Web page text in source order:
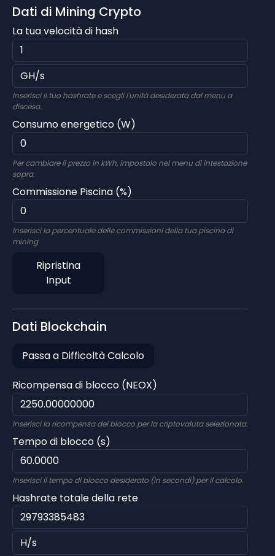
Dati di Mining Crypto
La tua velocità di hash
Inserisci il tuo hashrate e scegli l'unità desiderata dal menu a
discesa.
Consumo energetico (W)
Per cambiare il prezzo in kWh, impostalo nel menu di intestazione
sopra.
Commissione Piscina (%)
Inserisci la percentuale delle commissioni della tua piscina di
mining
Ripristina
Input
Dati Blockchain
Passa a Difficoltà Calcolo
Ricompensa di blocco (NEOX)
Inserisci la ricompensa del blocco per la criptovaluta selezionata.
Tempo di blocco (s)
Inserisci il tempo di blocco desiderato (in secondi) per il calcolo.
Hashrate totale della rete